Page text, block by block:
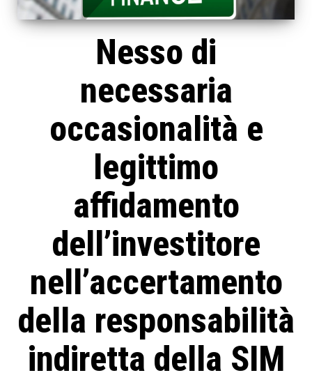
Nesso di
necessaria
occasionalità e
legittimo
affidamento
dell’investitore
nell’accertamento
della responsabilità
indiretta della SIM